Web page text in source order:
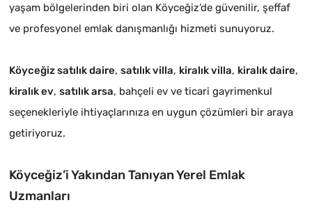
yaşam bölgelerinden biri olan Köyceğiz’de güvenilir, şeffaf
ve profesyonel emlak danışmanlığı hizmeti sunuyoruz.
Köyceğiz satılık daire,satılık villa, kiralık villa, kiralık daire,
kiralık ev,satılık arsa, bahçeli ev ve ticari gayrimenkul
seçenekleriyle ihtiyaçlarınıza en uygun çözümleri bir araya
getiriyoruz.
Köyceğiz’i Yakından Tanıyan Yerel Emlak
Uzmanları